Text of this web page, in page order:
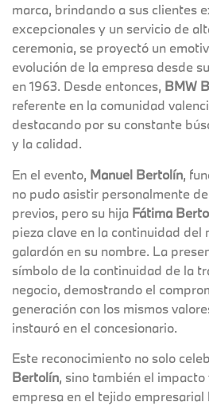
marca, brindando a sus clientes
excepcionales y un servicio de
ceremonia, se proyectó un
evolución de la empresa desde
en 1963. Desde entonces, BMW
referente en la comunidad
destacando por su constante
y la calidad.
En el evento, Manuel Bertolín,
no pudo asistir personalmente
previos, pero su hija Fátima
pieza clave en la continuidad del
galardón en su nombre. La
símbolo de la continuidad de la
negocio, demostrando el
generación con los mismos
instauró en el concesionario.
Este reconocimiento no solo
Bertolín, sino también el
empresa en el tejido empresarial